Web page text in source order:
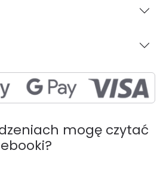
mogę czytać
ebooki?